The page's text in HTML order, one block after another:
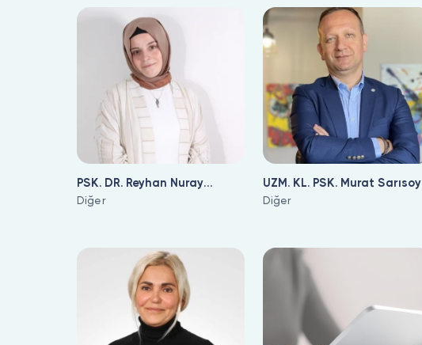
PSK. DR. Reyhan Nuray
Duman
Diğer
UZM. KL. PSK. Murat Sarısoy
Diğer